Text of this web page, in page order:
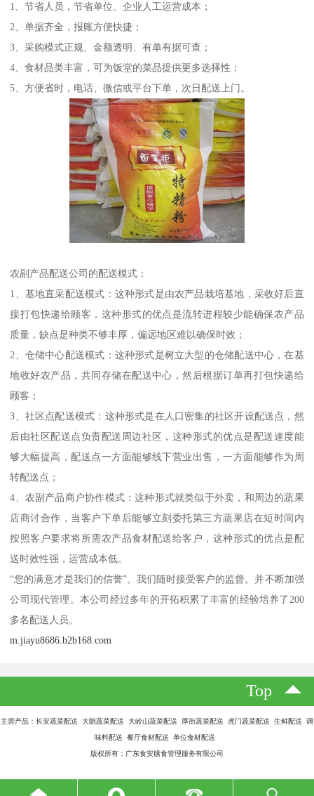
1、节省人员，节省单位、企业人工运营成本；
2、单据齐全，报账方便快捷；
3、采购模式正规、金额透明、有单有据可查；
4、食材品类丰富，可为饭堂的菜品提供更多选择性；
5、方便省时，电话、微信或平台下单，次日配送上门。
农副产品配送公司的配送模式：
1、基地直采配送模式：这种形式是由农产品栽培基地，采收好后直
接打包快递给顾客，这种形式的优点是流转进程较少能确保农产品
质量，缺点是种类不够丰厚，偏远地区难以确保时效；
2、仓储中心配送模式：这种形式是树立大型的仓储配送中心，在基
地收好农产品，共同存储在配送中心，然后根据订单再打包快递给
顾客；
3、社区点配送模式：这种形式是在人口密集的社区开设配送点，然
后由社区配送点负责配送周边社区，这种形式的优点是配送速度能
够大幅提高，配送点一方面能够线下营业出售，一方面能够作为周
转配送点；
4、农副产品商户协作模式：这种形式就类似于外卖，和周边的蔬果
店商讨合作，当客户下单后能够立刻委托第三方蔬果店在短时间内
按照客户要求将所需农产品食材配送给客户，这种形式的优点是配
送时效性强，运营成本低。
“您的满意才是我们的信誉”。我们随时接受客户的监督。并不断加强
公司现代管理。本公司经过多年的开拓积累了丰富的经验培养了200
多名配送人员。
m.jiayu8686.b2b168.com
Top
主营产品：长安蔬菜配送 大朗蔬菜配送 大岭山蔬菜配送 厚街蔬菜配送 虎门蔬菜配送 生鲜配送 调
味料配送 餐厅食材配送 单位食材配送
版权所有：广东食安膳食管理服务有限公司